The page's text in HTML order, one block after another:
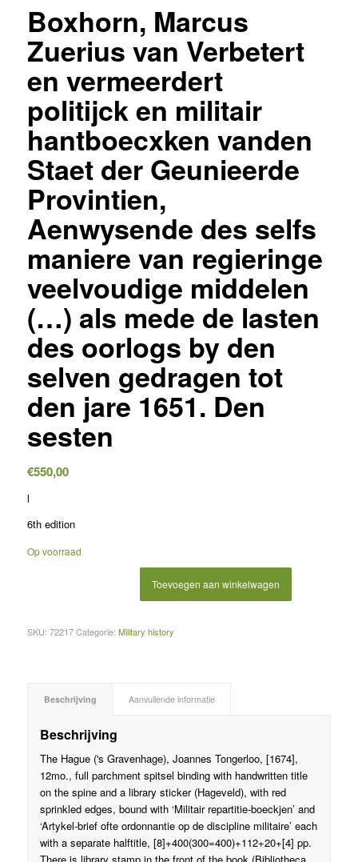
Boxhorn, Marcus
Zuerius van Verbetert
en vermeerdert
politijck en militair
hantboecxken vanden
Staet der Geunieerde
Provintien,
Aenwysende des selfs
maniere van regieringe
veelvoudige middelen
(…) als mede de lasten
des oorlogs by den
selven gedragen tot
den jare 1651. Den
sesten
€550,00
l
6th edition
Op voorraad
Toevoegen aan winkelwagen
SKU: 72217 Categorie: Military history
Beschrijving Aanvullende informatie
Beschrijving
The Hague ('s Gravenhage), Joannes Tongerloo, [1674],
12mo., full parchment spitsel binding with handwritten title
on the spine and a library sticker (Hageveld), with red
sprinkled edges, bound with ‘Militair repartitie-boeckjen’ and
‘Artykel-brief ofte ordonnantie op de discipline militaire’ each
with a separate halftitle, [8]+400(300=400)+112+20+[4] pp.